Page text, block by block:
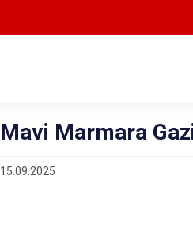
Mavi Marmara
15.09.2025